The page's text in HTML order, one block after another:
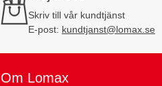
Skriv till vår kundtjänst
E-post: kundtjanst@lomax.se
Om Lomax